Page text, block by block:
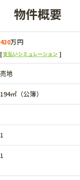
物件概要
430万円
支払いシミュレーション
売地
194㎡（公簿）
1
1